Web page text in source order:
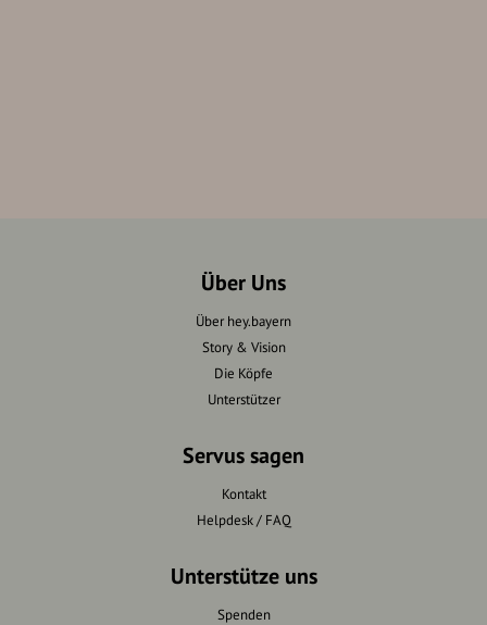
Über Uns
Über hey.bayern
Story & Vision
Die Köpfe
Unterstützer
Servus sagen
Kontakt
Helpdesk / FAQ
Unterstütze uns
Spenden